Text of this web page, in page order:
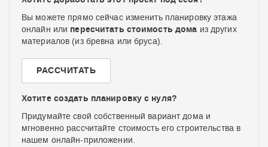
Вы можете прямо сейчас изменить планировку этажа
онлайн или пересчитать стоимость дома из других
материалов (из бревна или бруса).
РАССЧИТАТЬ
Хотите создать планировку с нуля?
Придумайте свой собственный вариант дома и
мгновенно рассчитайте стоимость его строительства в
нашем онлайн-приложении.